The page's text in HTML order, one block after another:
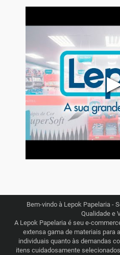
Bem-vindo à Lepok Papelaria -
Qualidade e
A Lepok Papelaria é seu e-
extensa gama de materiais para
individuais quanto às demandas
itens cuidadosamente